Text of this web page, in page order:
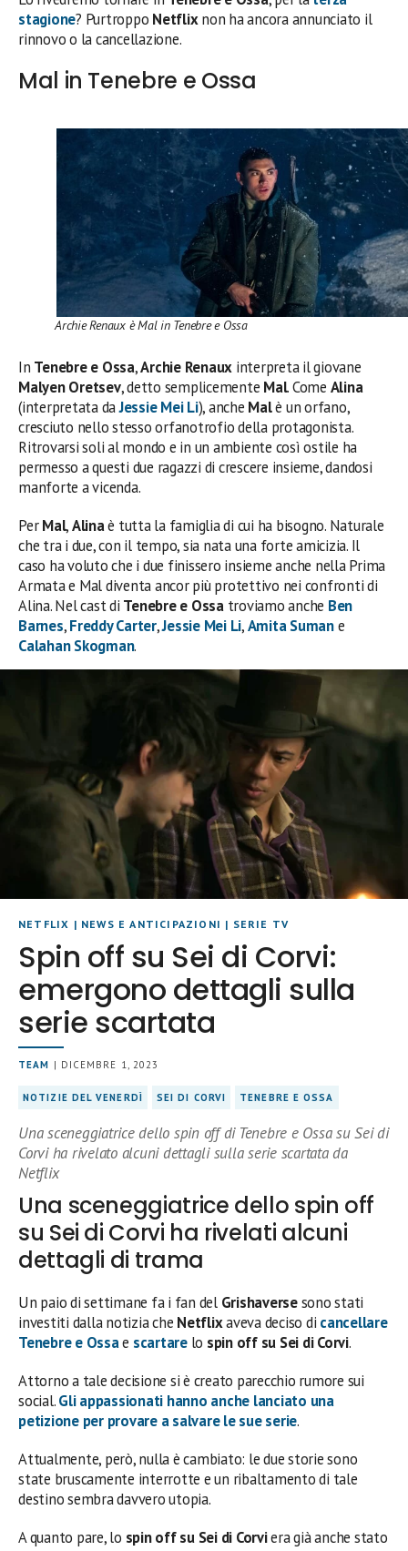
stagione? Purtroppo Netflixnon ha ancora annunciato il
rinnovo o la cancellazione.
Mal in Tenebre e Ossa
Archie Renaux è Mal in Tenebre e Ossa
In Tenebre e Ossa,Archie Renaux interpreta il giovane
Malyen Oretsev, detto semplicemente Mal. Come Alina
(interpretata daJessie Mei Li), anche Malè un orfano,
cresciuto nello stesso orfanotrofio della protagonista.
Ritrovarsi soli al mondo e in un ambiente così ostile ha
permesso a questi due ragazzi di crescere insieme, dandosi
manforte a vicenda.
PerMal,Alinaè tutta la famiglia di cui ha bisogno. Naturale
che tra i due, con il tempo, sia nata una forte amicizia. Il
caso ha voluto che i due finissero insieme anche nella Prima
Armata e Mal diventa ancor più protettivo nei confronti di
Alina. Nel cast di Tenebre e Ossatroviamo anche Ben
Barnes,Freddy Carter,Jessie Mei Li,Amita Sumane
Calahan Skogman.
NETFLIX | NEWS E ANTICIPAZIONI | SERIE TV
Spin off su Sei di Corvi:
emergono dettagli sulla
serie scartata
TEAM | DICEMBRE 1, 2023
NOTIZIE DEL VENERDÌ SEI DI CORVI TENEBRE E OSSA
Una sceneggiatrice dello spin off di Tenebre e Ossa su Sei di
Corvi ha rivelato alcuni dettagli sulla serie scartata da
Netflix
Una sceneggiatrice dello spin off
su Sei di Corvi ha rivelati alcuni
dettagli di trama
Un paio di settimane fa i fan del Grishaversesono stati
investiti dalla notizia che Netflixaveva deciso di cancellare
Tenebre e Ossae scartarelo spin off su Sei di Corvi.
Attorno a tale decisione si è creato parecchio rumore sui
social.Gli appassionati hanno anche lanciato una
petizione per provare a salvare le sue serie.
Attualmente, però, nulla è cambiato: le due storie sono
state bruscamente interrotte e un ribaltamento di tale
destino sembra davvero utopia.
A quanto pare, lo spin off su Sei di Corviera già anche stato